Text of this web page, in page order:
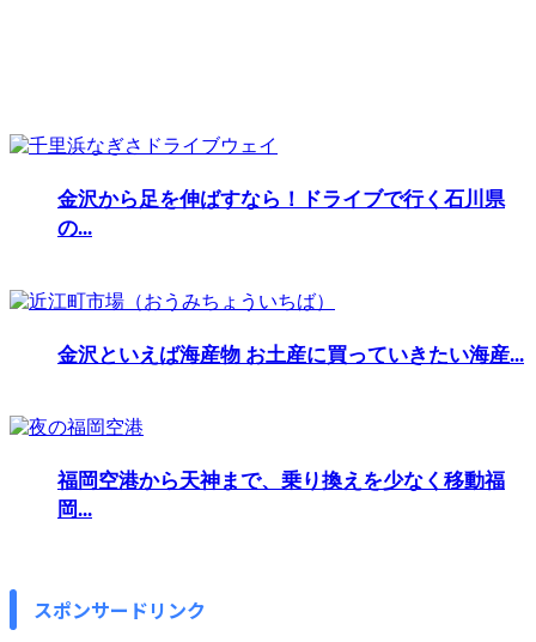
金沢から足を伸ばすなら！ドライブで行く石川県
の...
金沢といえば海産物 お土産に買っていきたい海産...
福岡空港から天神まで、乗り換えを少なく移動福
岡...
スポンサードリンク